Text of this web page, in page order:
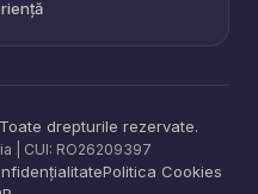
drepturile rezervate.
| CUI: RO26209397
Politica Cookies